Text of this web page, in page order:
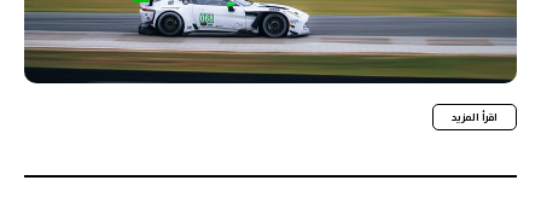
اقرأ المزيد